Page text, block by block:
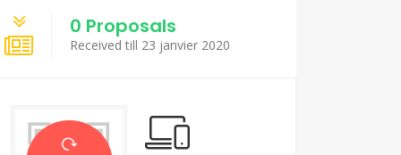
0 Proposals
Received till 23 janvier 2020